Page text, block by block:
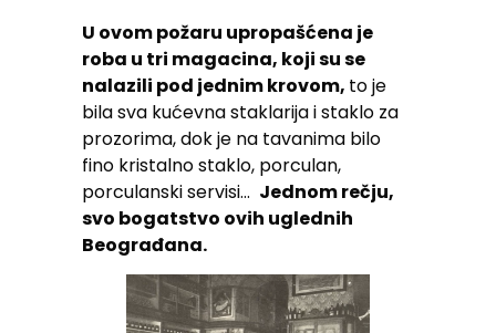
U ovom požaru upropašćena je
roba u tri magacina, koji su se
nalazili pod jednim krovom, to je
bila sva kućevna staklarija i staklo za
prozorima, dok je na tavanima bilo
fino kristalno staklo, porculan,
porculanski servisi… Jednom rečju,
svo bogatstvo ovih uglednih
Beograđana.